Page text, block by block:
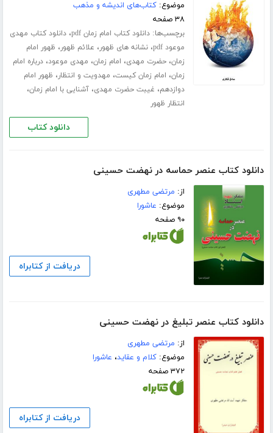
موضوع:کتاب‌های اندیشه و مذهب
۳۸ صفحه
برچسب‌ها:دانلود کتاب امام زمان pdf ،دانلود کتاب مهدی
موعود pdf
،نشانه های ظهور، علائم ظهور، ظهور امام
زمان،حضرت مهدی، امام زمان، مهدی موعود،درباره امام
زمان، امام زمان کیست، مهدویت و انتظار، ظهور امام
دوازدهم، غیبت حضرت مهدی،آشنایی با امام زمان،
انتظار ظهور
دانلود کتاب
دانلود کتاب عنصر حماسه در نهضت حسینی
از: مرتضی مطهری
موضوع: عاشورا
۹۰ صفحه
دریافت از کتابراه
دانلود کتاب عنصر تبلیغ در نهضت حسینی
از: مرتضی مطهری
موضوع:کلام و عقاید، عاشورا
۳۷۲ صفحه
دریافت از کتابراه